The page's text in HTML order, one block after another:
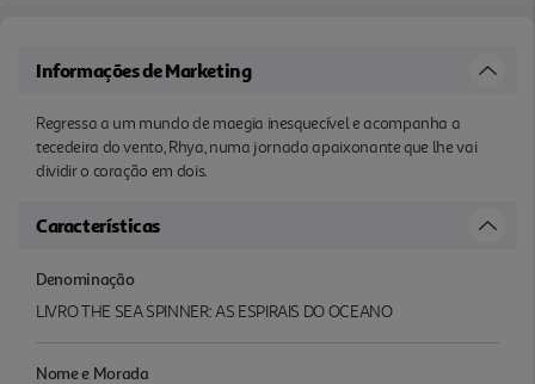
Informações de Marketing
Regressa a um mundo de maegia inesquecível e acompanha a
tecedeira do vento, Rhya, numa jornada apaixonante que lhe vai
dividir o coração em dois.
Características
Denominação
LIVRO THE SEA SPINNER: AS ESPIRAIS DO OCEANO
Nome e Morada